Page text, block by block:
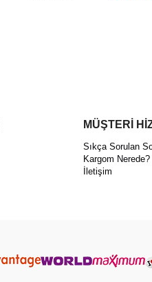
MÜŞTERİ
Sıkça Sorulan
Kargom Nerede?
İletişim